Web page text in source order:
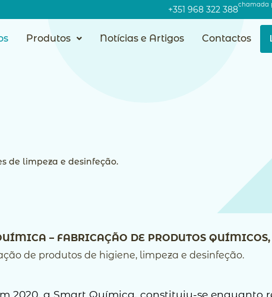
+351 968 322 388chamada
Produtos Notícias e Artigos Contactos
de limpeza e desinfeção.
– FABRICAÇÃO DE PRODUTOS QUÍMICOS,
de produtos de higiene, limpeza e desinfeção.
2020, a Smart Química, constituiu-se enquanto